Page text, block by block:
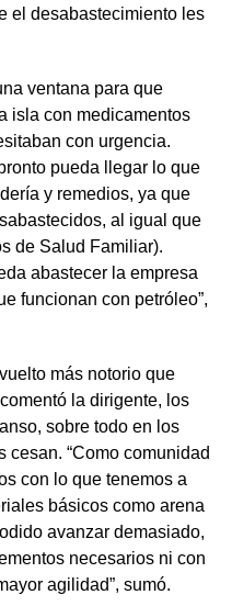
el desabastecimiento les
ventana para que
isla con medicamentos
con urgencia.
pueda llegar lo que
y remedios, ya que
al igual que
de Salud Familiar).
abastecer la empresa
funcionan con petróleo”,
más notorio que
la dirigente, los
sobre todo en los
cesan. “Como comunidad
con lo que tenemos a
básicos como arena
avanzar demasiado,
necesarios ni con
agilidad”, sumó.